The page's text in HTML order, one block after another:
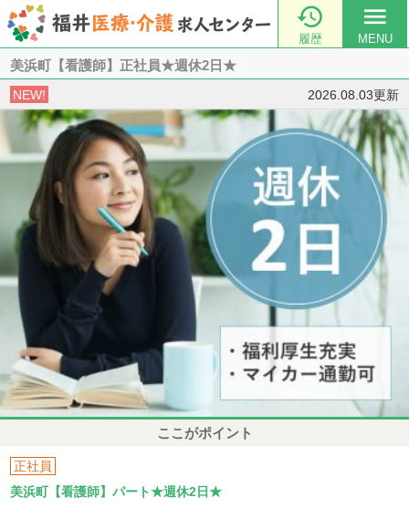

履歴
menu
MENU
美浜町【看護師】正社員★週休2日★
NEW! 2026.08.03更新
ここがポイント
正社員
美浜町【看護師】パート★週休2日★